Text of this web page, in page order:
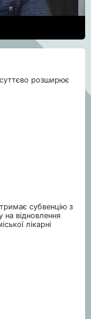
розширює
субвенцію з
відновлення
лікарні